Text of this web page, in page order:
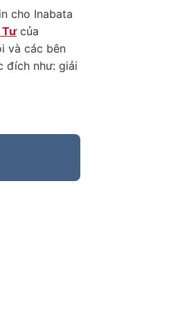
cho Inabata
Tưcủa
và các bên
đích như: giải